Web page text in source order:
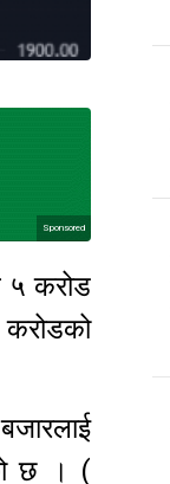
Sponsored
५ करोड
छ । (